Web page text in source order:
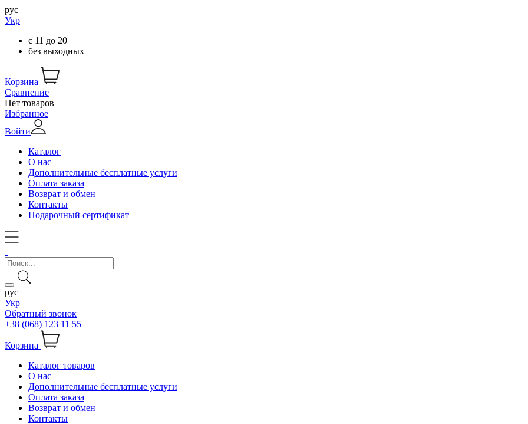
рус
Укр
с 11 до 20
без выходных
Корзина
Сравнение
Нет товаров
Избранное
Войти
Каталог
О нас
Дополнительные бесплатные услуги
Оплата заказа
Возврат и обмен
Контакты
Подарочный сертификат
рус
Укр
Обратный звонок
+38 (068) 123 11 55
Корзина
Каталог товаров
О нас
Дополнительные бесплатные услуги
Оплата заказа
Возврат и обмен
Контакты